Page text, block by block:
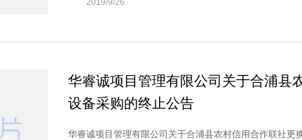
2019/9/26
华睿诚项目管理有限公司关于合浦县
设备采购的终止公告
华睿诚项目管理有限公司关于合浦县农村信用合作联社